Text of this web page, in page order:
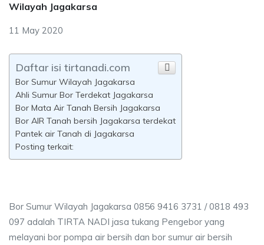
Wilayah Jagakarsa
11 May 2020
Daftar isi tirtanadi.com
Bor Sumur Wilayah Jagakarsa
Ahli Sumur Bor Terdekat Jagakarsa
Bor Mata Air Tanah Bersih Jagakarsa
Bor AIR Tanah bersih Jagakarsa terdekat
Pantek air Tanah di Jagakarsa
Posting terkait:
Bor Sumur Wilayah Jagakarsa 0856 9416 3731 / 0818 493
097 adalah TIRTA NADI jasa tukang Pengebor yang
melayani bor pompa air bersih dan bor sumur air bersih